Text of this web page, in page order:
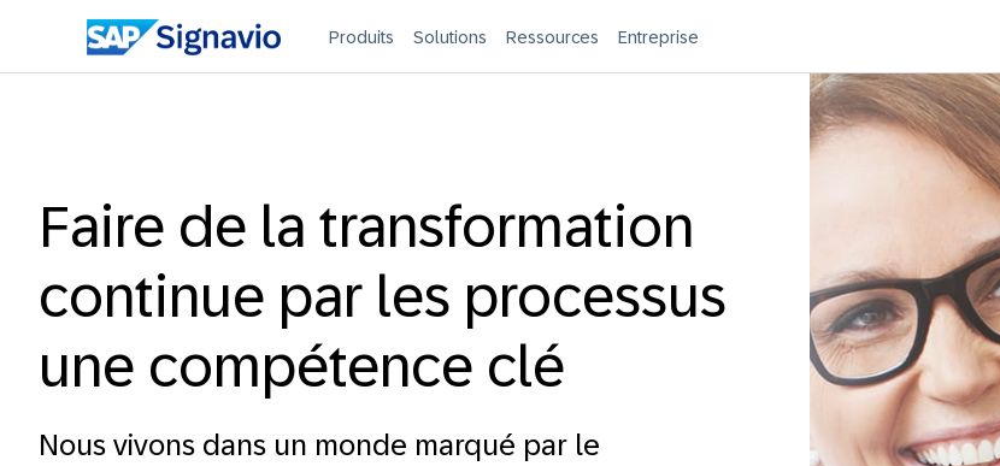
Produits Solutions Ressources Entreprise
Faire de la transformation
continue par les processus
une compétence clé
Nous vivons dans un monde marqué par le